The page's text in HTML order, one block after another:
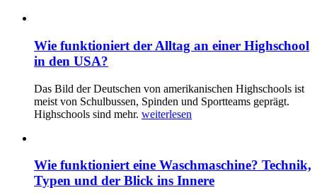
Wie funktioniert der Alltag an einer Highschool
in den USA?
Das Bild der Deutschen von amerikanischen Highschools ist
meist von Schulbussen, Spinden und Sportteams geprägt.
Highschools sind mehr. weiterlesen
Wie funktioniert eine Waschmaschine? Technik,
Typen und der Blick ins Innere